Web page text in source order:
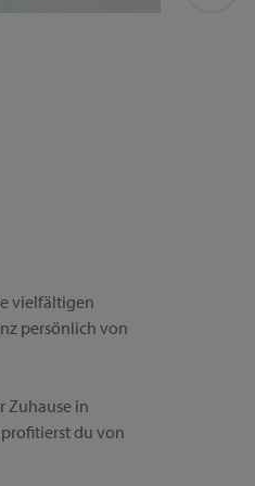
vielfältigen
persönlich von
Zuhause in
du von